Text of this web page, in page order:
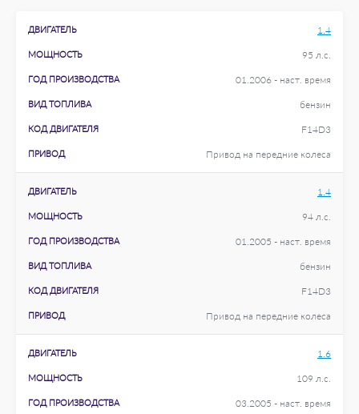
ДВИГАТЕЛЬ 1.4
МОЩНОСТЬ 95 л.с.
ГОД ПРОИЗВОДСТВА 01.2006 - наст. время
ВИД ТОПЛИВА бензин
КОД ДВИГАТЕЛЯ F14D3
ПРИВОД Привод на передние колеса
ДВИГАТЕЛЬ 1.4
МОЩНОСТЬ 94 л.с.
ГОД ПРОИЗВОДСТВА 01.2005 - наст. время
ВИД ТОПЛИВА бензин
КОД ДВИГАТЕЛЯ F14D3
ПРИВОД Привод на передние колеса
ДВИГАТЕЛЬ 1.6
МОЩНОСТЬ 109 л.с.
ГОД ПРОИЗВОДСТВА 03.2005 - наст. время